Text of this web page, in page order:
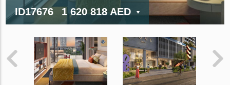
ID17676 1 620 818 AED